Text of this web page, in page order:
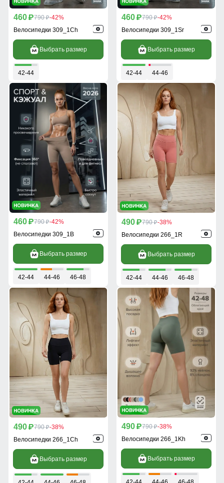
460 p790 p-42%
Велосипедки 309_1Ch
Выбрать размер
42-44
460 p790 p-42%
Велосипедки 309_1Sr
Выбрать размер
42-44 44-46
460 p790 p-42%
Велосипедки 309_1B
Выбрать размер
42-44 44-46 46-48
490 p790 p-38%
Велосипедки 266_1R
Выбрать размер
42-44 44-46 46-48
490 p790 p-38%
Велосипедки 266_1Ch
Выбрать размер
490 p790 p-38%
Велосипедки 266_1Kh
Выбрать размер